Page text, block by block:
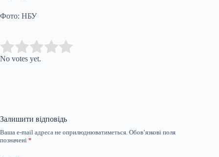
Фото: НБУ
Rate this item:
No votes yet.
Залишити відповідь
Ваша e-mail адреса не оприлюднюватиметься. Обов’язкові поля
позначені *